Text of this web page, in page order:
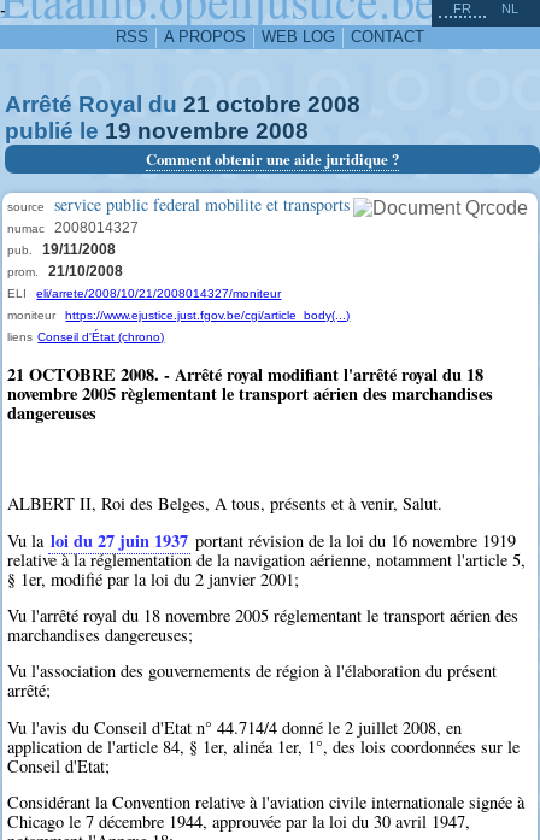
-
RSS A PROPOS WEB LOG CONTACT
FR NL
Arrêté Royal du 21 octobre 2008
publié le 19 novembre 2008
Comment obtenir une aide juridique ?
source service public federal mobilite et transports
numac 2008014327
pub. 19/11/2008
prom. 21/10/2008
ELI
eli/arrete/2008/10/21/2008014327/moniteur
moniteur
https://www.ejustice.just.fgov.be/cgi/article_body(...)
liens Conseil d'État (chrono)
21 OCTOBRE 2008. - Arrêté royal modifiant l'arrêté royal du 18
novembre 2005 règlementant le transport aérien des marchandises
dangereuses
ALBERT II, Roi des Belges, A tous, présents et à venir, Salut.
Vu la loi du 27 juin 1937 portant révision de la loi du 16 novembre 1919
relative à la réglementation de la navigation aérienne, notamment l'article 5,
§ 1er, modifié par la loi du 2 janvier 2001;
Vu l'arrêté royal du 18 novembre 2005 réglementant le transport aérien des
marchandises dangereuses;
Vu l'association des gouvernements de région à l'élaboration du présent
arrêté;
Vu l'avis du Conseil d'Etat n° 44.714/4 donné le 2 juillet 2008, en
application de l'article 84, § 1er, alinéa 1er, 1°, des lois coordonnées sur le
Conseil d'Etat;
Considérant la Convention relative à l'aviation civile internationale signée à
Chicago le 7 décembre 1944, approuvée par la loi du 30 avril 1947,
^